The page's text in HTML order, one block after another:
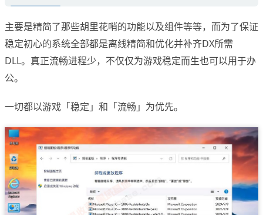
主要是精简了那些胡里花哨的功能以及组件等等，而为了保证
稳定初心的系统全部都是离线精简和优化并补齐DX所需
DLL。真正流畅进程少，不仅仅为游戏稳定而生也可以用于办
公。
一切都以游戏「稳定」和「流畅」为优先。